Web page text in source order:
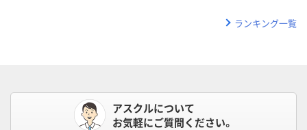
ランキング一覧
アスクルについて
お気軽にご質問ください。